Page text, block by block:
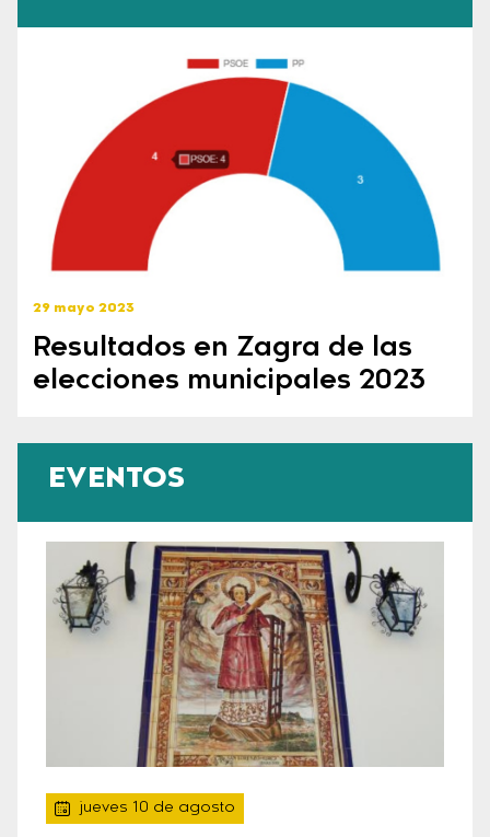
29 mayo 2023
Resultados en Zagra de las
elecciones municipales 2023
EVENTOS
jueves 10 de agosto